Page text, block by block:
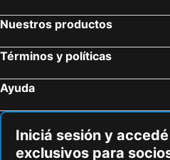
Nuestros productos
Términos y políticas
Ayuda
Iniciá sesión y
exclusivos para